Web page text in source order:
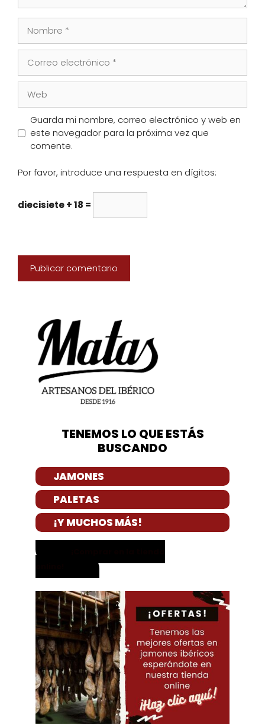
electrónico
Guarda mi nombre, correo electrónico y web en
este navegador para la próxima vez que
comente.
Por favor, introduce una respuesta en dígitos:
diecisiete + 18 =
TENEMOS LO QUE ESTÁS
BUSCANDO
JAMONES
PALETAS
¡Y MUCHOS MÁS!